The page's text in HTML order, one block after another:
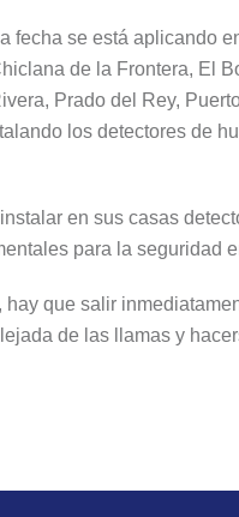
fecha se está aplicando
de la Frontera, El
Prado del Rey,
los detectores de
en sus casas
para la seguridad
que salir
de las llamas y